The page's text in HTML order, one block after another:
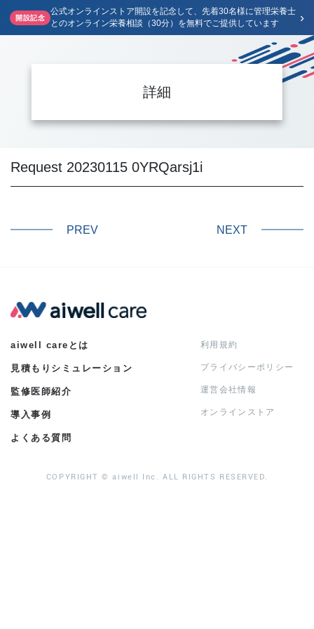
開設記念
公式オンラインストア開設を記念して、先着30名様に管理栄養士
とのオンライン栄養相談（30分）を無料でご提供しています
›
詳細
Request 20230115 0YRQarsj1i
PREV NEXT
aiwell careとは
見積もりシミュレーション
監修医師紹介
導入事例
よくある質問
利用規約
プライバシーポリシー
運営会社情報
オンラインストア
COPYRIGHT © aiwell Inc. ALL RIGHTS RESERVED.